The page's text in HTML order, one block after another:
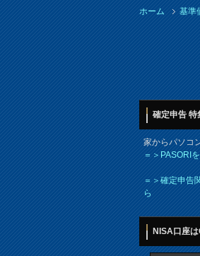
ホーム 基準
確定申告 特
家からパソコ
＝＞PASORI
＝＞確定申告
ら
NISA口座